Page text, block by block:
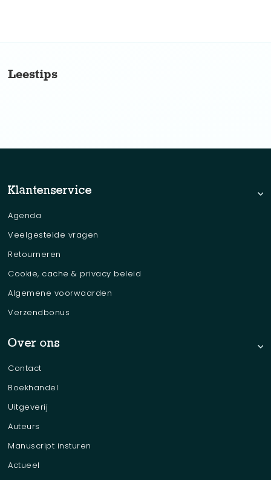
Leestips
Klantenservice
Agenda
Veelgestelde vragen
Retourneren
Cookie, cache & privacy beleid
Algemene voorwaarden
Verzendbonus
Over ons
Contact
Boekhandel
Uitgeverij
Auteurs
Manuscript insturen
Actueel